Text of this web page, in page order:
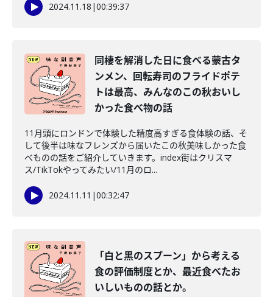
2024.11.18 |00:39:37
同棲を解消した日に食べる蒙古タ
ンメン、回転寿司のフライドポテ
トは最高、みんなのこの秋おいし
かった食べ物の話
11月頭にロンドンで体験した精度高すぎる食体験の話、そ
して後半は味なフレンズから届いたこの秋美味しかった食
べものの話をご紹介していきます。index街はクリスマ
ス/TikTokやってみたい/11月のロ...
2024.11.11 |00:32:47
「白と黒のスプーン」から考える
食の評価制度とか、最近食べたお
いしいものの話とか。